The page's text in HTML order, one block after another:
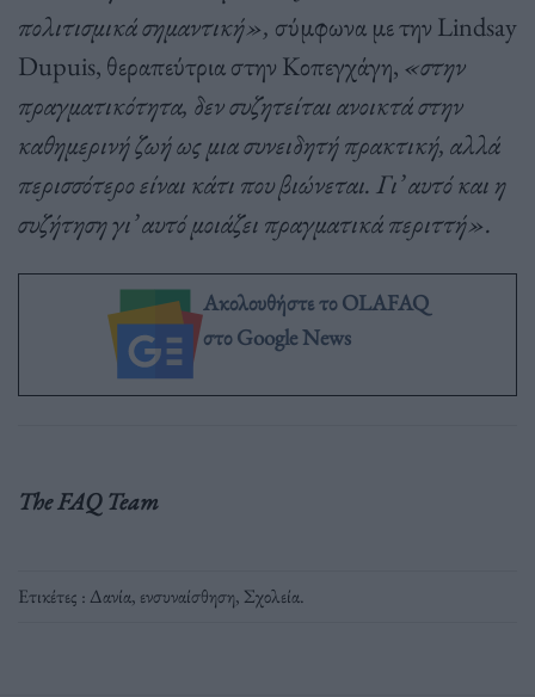
πολιτισμικά σημαντική», σύμφωνα με την Lindsay
Dupuis, θεραπεύτρια στην Κοπεγχάγη, «στην
πραγματικότητα, δεν συζητείται ανοικτά στην
καθημερινή ζωή ως μια συνειδητή πρακτική, αλλά
περισσότερο είναι κάτι που βιώνεται. Γι’ αυτό και η
συζήτηση γι’ αυτό μοιάζει πραγματικά περιττή».
Ακολουθήστε το OLAFAQ
στο Google News
The FAQ Team
Ετικέτες : Δανία, ενσυναίσθηση, Σχολεία.